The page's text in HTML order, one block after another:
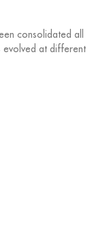
consolidated all
evolved at different